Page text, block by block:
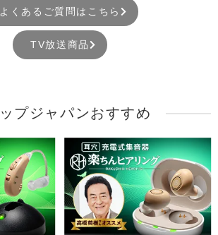
よくあるご質問はこちら
TV放送商品
プジャパンおすすめ